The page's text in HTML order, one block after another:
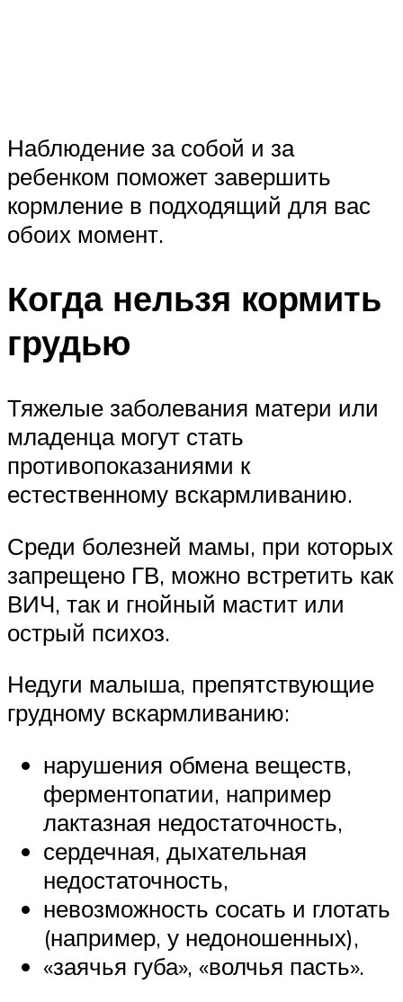
Наблюдение за собой и за
ребенком поможет завершить
кормление в подходящий для вас
обоих момент.
Когда нельзя кормить
грудью
Тяжелые заболевания матери или
младенца могут стать
противопоказаниями к
естественному вскармливанию.
Среди болезней мамы, при которых
запрещено ГВ, можно встретить как
ВИЧ, так и гнойный мастит или
острый психоз.
Недуги малыша, препятствующие
грудному вскармливанию:
нарушения обмена веществ,
ферментопатии, например
лактазная недостаточность,
сердечная, дыхательная
недостаточность,
невозможность сосать и глотать
(например, у недоношенных),
«заячья губа», «волчья пасть».